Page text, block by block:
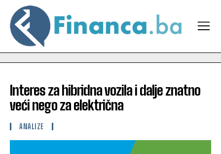
Interes za hibridna vozila i dalje znatno
veći nego za električna
ANALIZE